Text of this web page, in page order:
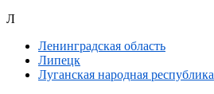
Л
Ленинградская область
Липецк
Луганская народная республика